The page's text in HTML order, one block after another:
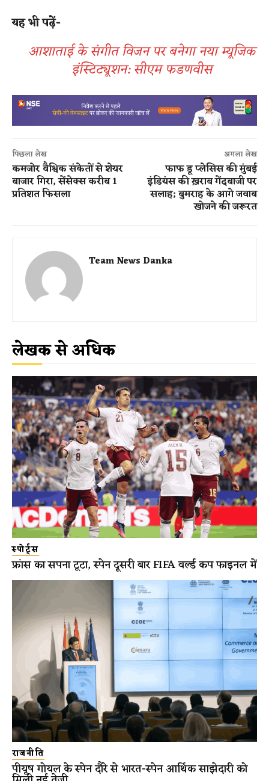
यह भी पढ़ें-
आशाताई के संगीत विजन पर बनेगा नया म्यूजिक
इंस्टिट्यूशन: सीएम फडणवीस
पिछला लेख
​कमजोर वैश्विक संकेतों से शेयर
बाजार गिरा,​ सेंसेक्स करीब 1
प्रतिशत फिसला
अगला लेख
फाफ डू प्लेसिस की मुंबई
इंडियंस की ख़राब गेंदबाजी पर
सलाह; बुमराह के आगे जवाब
खोजने की जरूरत
Team News Danka
लेखक से अधिक
स्पोर्ट्स
फ्रांस का सपना टूटा, स्पेन दूसरी बार FIFA वर्ल्ड कप फाइनल में
राजनीति
पीयूष गोयल के स्पेन दौरे से भारत-स्पेन आर्थिक साझेदारी को